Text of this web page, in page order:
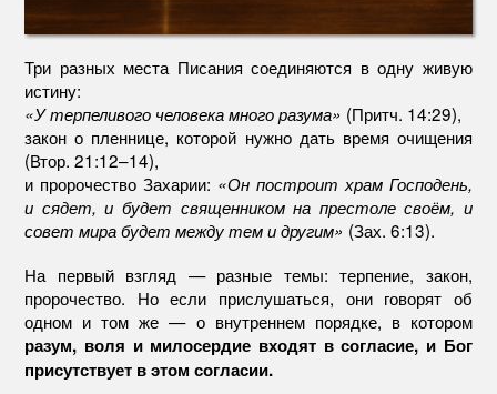
Три разных места Писания соединяются в одну живую
истину:
«У терпеливого человека много разума» (Притч. 14:29),
закон о пленнице, которой нужно дать время очищения
(Втор. 21:12–14),
и пророчество Захарии: «Он построит храм Господень,
и сядет, и будет священником на престоле своём, и
совет мира будет между тем и другим» (Зах. 6:13).
На первый взгляд — разные темы: терпение, закон,
пророчество. Но если прислушаться, они говорят об
одном и том же — о внутреннем порядке, в котором
разум, воля и милосердие входят в согласие, и Бог
присутствует в этом согласии.